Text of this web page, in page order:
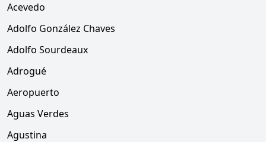
Acevedo
Adolfo González Chaves
Adolfo Sourdeaux
Adrogué
Aeropuerto
Aguas Verdes
Agustina